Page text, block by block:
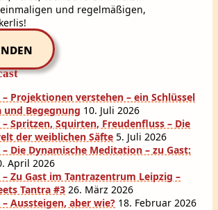
und regelmäßigen,
– Projektionen verstehen – ein Schlüssel
und Begegnung 10. Juli 2026
– Spritzen, Squirten, Freudenfluss – Die
der weiblichen Säfte 5. Juli 2026
– Die Dynamische Meditation – zu Gast:
April 2026
– Zu Gast im Tantrazentrum Leipzig –
Tantra #3 26. März 2026
– Aussteigen, aber wie? 18. Februar 2026